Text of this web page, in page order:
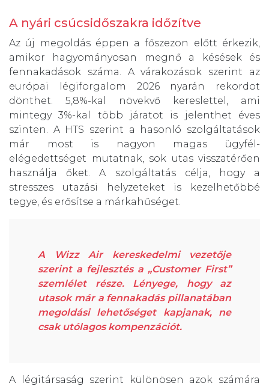
A nyári csúcsidőszakra időzítve
Az új megoldás éppen a főszezon előtt érkezik,
amikor hagyományosan megnő a késések és
fennakadások száma. A várakozások szerint az
európai légiforgalom 2026 nyarán rekordot
dönthet. 5,8%-kal növekvő kereslettel, ami
mintegy 3%-kal több járatot is jelenthet éves
szinten. A HTS szerint a hasonló szolgáltatások
már most is nagyon magas ügyfél-
elégedettséget mutatnak, sok utas visszatérően
használja őket. A szolgáltatás célja, hogy a
stresszes utazási helyzeteket is kezelhetőbbé
tegye, és erősítse a márkahűséget.
A Wizz Air kereskedelmi vezetője
szerint a fejlesztés a „Customer First”
szemlélet része. Lényege, hogy az
utasok már a fennakadás pillanatában
megoldási lehetőséget kapjanak, ne
csak utólagos kompenzációt.
A légitársaság szerint különösen azok számára